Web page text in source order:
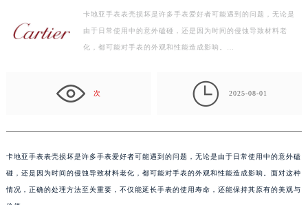
卡地亚手表表壳损坏是许多手表爱好者可能遇到的问题，无论是
由于日常使用中的意外磕碰，还是因为时间的侵蚀导致材料老
化，都可能对手表的外观和性能造成影响。…
次  2025-08-01
卡地亚手表表壳损坏是许多手表爱好者可能遇到的问题，无论是由于日常使用中的意外磕
碰，还是因为时间的侵蚀导致材料老化，都可能对手表的外观和性能造成影响。面对这种
情况，正确的处理方法至关重要，不仅能延长手表的使用寿命，还能保持其原有的美观与